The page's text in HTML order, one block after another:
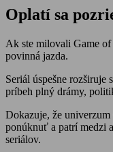
Oplatí sa
Ak ste milovali Game
povinná jazda.
Seriál úspešne rozširuje
príbeh plný drámy,
Dokazuje, že
ponúknuť a patrí medzi
seriálov.